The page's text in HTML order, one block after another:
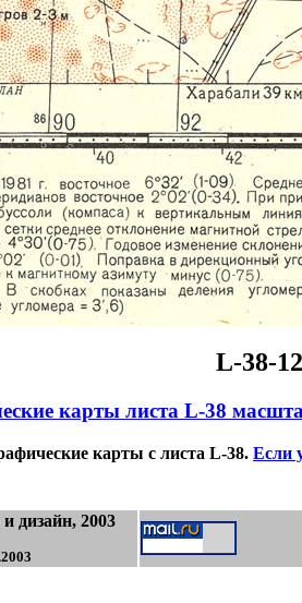
L-38-
карты листа L-38
карты с листа L-38. Если
дизайн, 2003